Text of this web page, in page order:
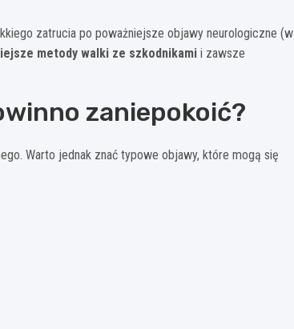
zatrucia po poważniejsze objawy neurologiczne (w
metody walki ze szkodnikami i zawsze
zaniepokoić?
Warto jednak znać typowe objawy, które mogą się